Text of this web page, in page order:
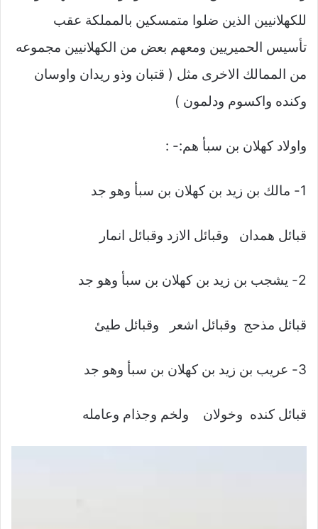
للكهلانيين الذين ضلوا متمسكين بالمملكة عقب
تأسيس الحميريين ومعهم بعض من الكهلانيين مجموعه
من الممالك الاخرى مثل ( قتبان وذو ريدان واوسان
وكنده واكسوم ودلمون )
واولاد كهلان بن سبأ هم:- :
1- مالك بن زيد بن كهلان بن سبأ وهو جد
قبائل همدان وقبائل الازد وقبائل انمار
2- يشجب بن زيد بن كهلان بن سبأ وهو جد
قبائل مذحج وقبائل اشعر وقبائل طيئ
3- عريب بن زيد بن كهلان بن سبأ وهو جد
قبائل كنده وخولان ولخم وجذام وعامله